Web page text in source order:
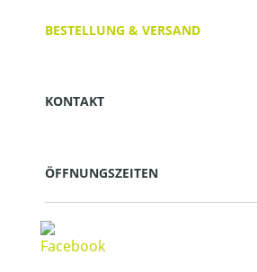
BESTELLUNG & VERSAND
KONTAKT
ÖFFNUNGSZEITEN